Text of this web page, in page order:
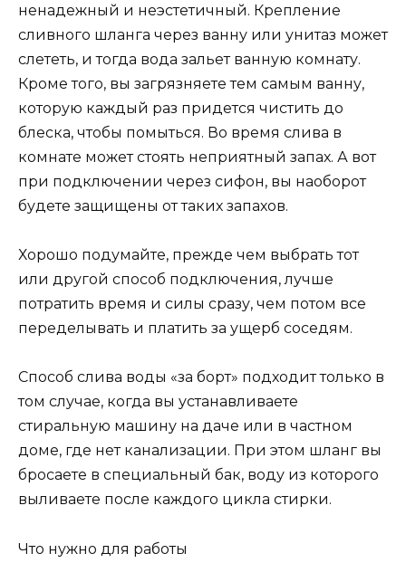
ненадежный и неэстетичный. Крепление
сливного шланга через ванну или унитаз может
слететь, и тогда вода зальет ванную комнату.
Кроме того, вы загрязняете тем самым ванну,
которую каждый раз придется чистить до
блеска, чтобы помыться. Во время слива в
комнате может стоять неприятный запах. А вот
при подключении через сифон, вы наоборот
будете защищены от таких запахов.
Хорошо подумайте, прежде чем выбрать тот
или другой способ подключения, лучше
потратить время и силы сразу, чем потом все
переделывать и платить за ущерб соседям.
Способ слива воды «за борт» подходит только в
том случае, когда вы устанавливаете
стиральную машину на даче или в частном
доме, где нет канализации. При этом шланг вы
бросаете в специальный бак, воду из которого
выливаете после каждого цикла стирки.
Что нужно для работы